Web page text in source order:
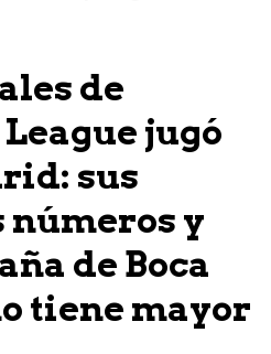
de
jugó
sus
números y
de Boca
tiene mayor